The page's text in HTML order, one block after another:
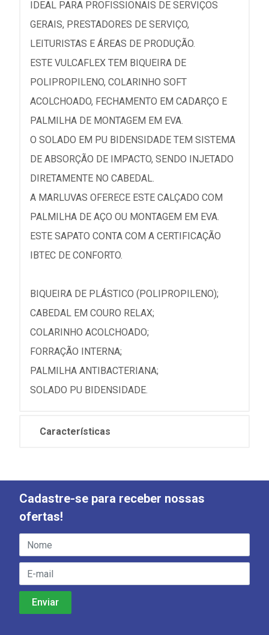
IDEAL PARA PROFISSIONAIS DE SERVIÇOS
GERAIS, PRESTADORES DE SERVIÇO,
LEITURISTAS E ÁREAS DE PRODUÇÃO.
ESTE VULCAFLEX TEM BIQUEIRA DE
POLIPROPILENO, COLARINHO SOFT
ACOLCHOADO, FECHAMENTO EM CADARÇO E
PALMILHA DE MONTAGEM EM EVA.
O SOLADO EM PU BIDENSIDADE TEM SISTEMA
DE ABSORÇÃO DE IMPACTO, SENDO INJETADO
DIRETAMENTE NO CABEDAL.
A MARLUVAS OFERECE ESTE CALÇADO COM
PALMILHA DE AÇO OU MONTAGEM EM EVA.
ESTE SAPATO CONTA COM A CERTIFICAÇÃO
IBTEC DE CONFORTO.
BIQUEIRA DE PLÁSTICO (POLIPROPILENO);
CABEDAL EM COURO RELAX;
COLARINHO ACOLCHOADO;
FORRAÇÃO INTERNA;
PALMILHA ANTIBACTERIANA;
SOLADO PU BIDENSIDADE.
Características
Cadastre-se para receber nossas
ofertas!